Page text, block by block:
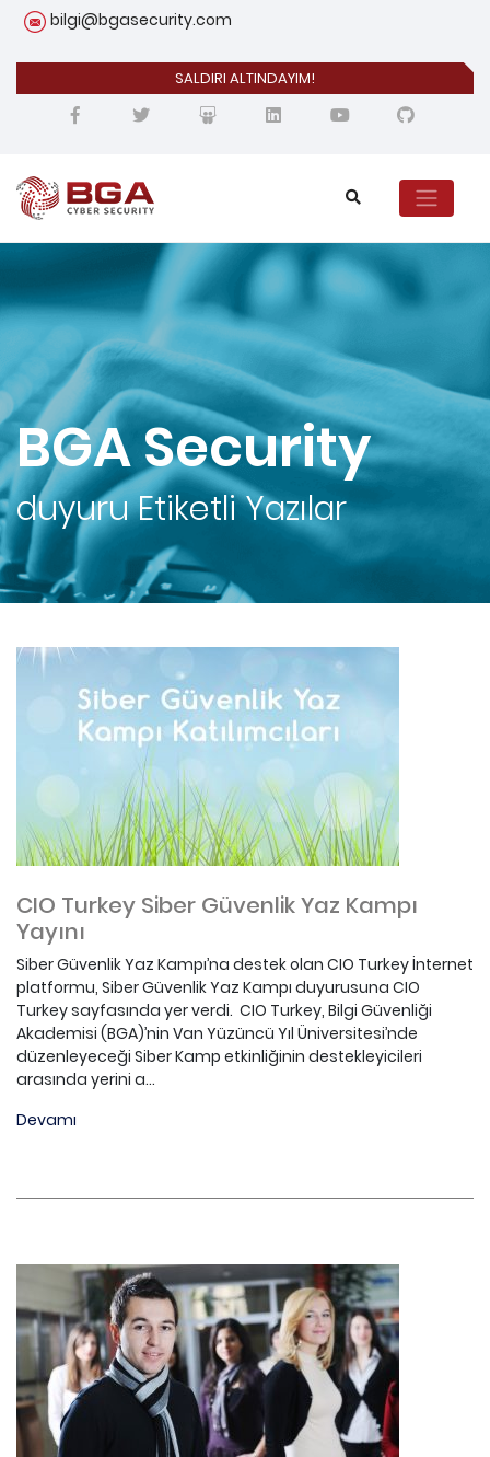
bilgi@bgasecurity.com
SALDIRI ALTINDAYIM!
BGA Security
duyuruEtiketli Yazılar
CIO Turkey Siber Güvenlik Yaz Kampı
Yayını
Siber Güvenlik Yaz Kampı’na destek olan CIO Turkey İnternet
platformu, Siber Güvenlik Yaz Kampı duyurusuna CIO
Turkey sayfasında yer verdi. CIO Turkey, Bilgi Güvenliği
Akademisi (BGA)’nin Van Yüzüncü Yıl Üniversitesi’nde
düzenleyeceği Siber Kamp etkinliğinin destekleyicileri
arasında yerini a...
Devamı